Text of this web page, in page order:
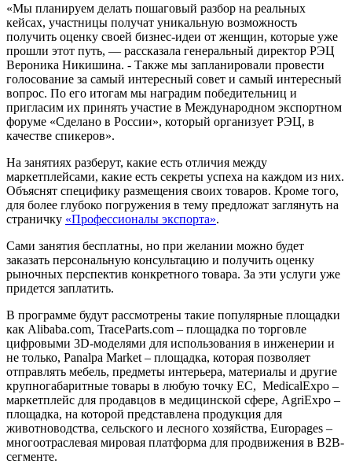
«Мы планируем делать пошаговый разбор на реальных
кейсах, участницы получат уникальную возможность
получить оценку своей бизнес-идеи от женщин, которые уже
прошли этот путь, — рассказала генеральный директор РЭЦ
Вероника Никишина. - Также мы запланировали провести
голосование за самый интересный совет и самый интересный
вопрос. По его итогам мы наградим победительниц и
пригласим их принять участие в Международном экспортном
форуме «Сделано в России», который организует РЭЦ, в
качестве спикеров».
На занятиях разберут, какие есть отличия между
маркетплейсами, какие есть секреты успеха на каждом из них.
Объяснят специфику размещения своих товаров. Кроме того,
для более глубоко погружения в тему предложат заглянуть на
страничку «Профессионалы экспорта».
Сами занятия бесплатны, но при желании можно будет
заказать персональную консультацию и получить оценку
рыночных перспектив конкретного товара. За эти услуги уже
придется заплатить.
В программе будут рассмотрены такие популярные площадки
как Alibaba.com, TraceParts.com – площадка по торговле
цифровыми 3D-моделями для использования в инженерии и
не только, Panalpa Market – площадка, которая позволяет
отправлять мебель, предметы интерьера, материалы и другие
крупногабаритные товары в любую точку ЕС, MedicalExpo –
маркетплейс для продавцов в медицинской сфере, AgriExpo –
площадка, на которой представлена продукция для
животноводства, сельского и лесного хозяйства, Europages –
многоотраслевая мировая платформа для продвижения в В2В-
сегменте.